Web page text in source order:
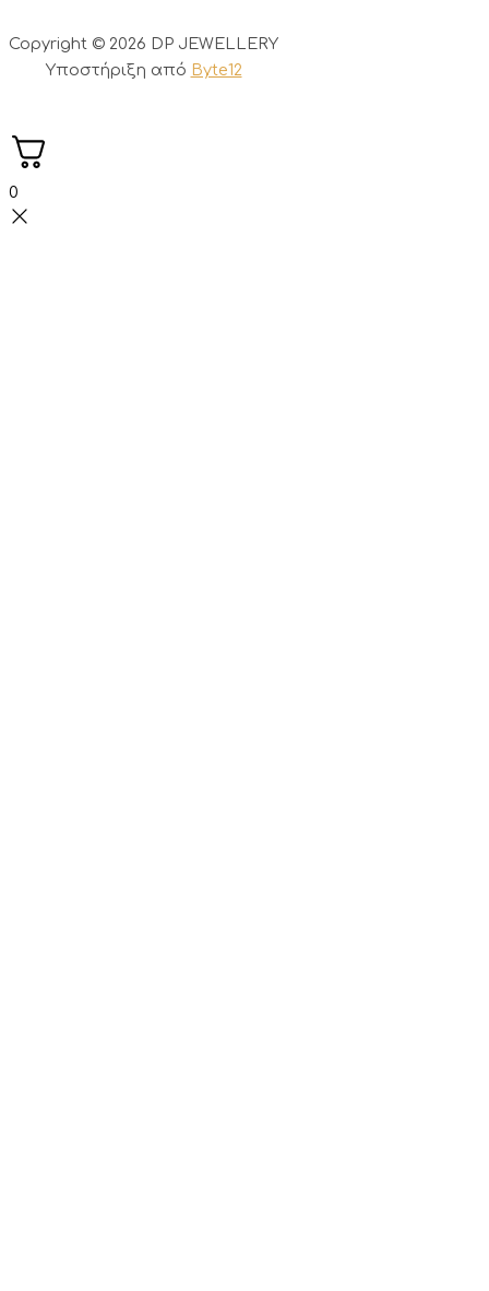
Copyright © 2026 DP JEWELLERY
Υποστήριξη από Byte12
0